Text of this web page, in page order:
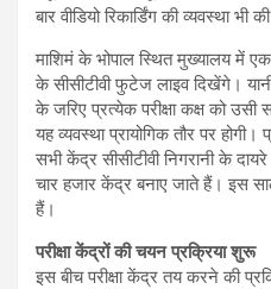
बार वीडियो रिकार्डिंग की व्यवस्था भी
माशिमं के भोपाल स्थित मुख्यालय में
के सीसीटीवी फुटेज लाइव दिखेंगे।
के जरिए प्रत्येक परीक्षा कक्ष को
यह व्यवस्था प्रायोगिक तौर पर
सभी केंद्र सीसीटीवी निगरानी के दायरे
चार हजार केंद्र बनाए जाते हैं। इस
हैं।
परीक्षा केंद्रों की चयन प्रक्रिया शुरू
इस बीच परीक्षा केंद्र तय करने की